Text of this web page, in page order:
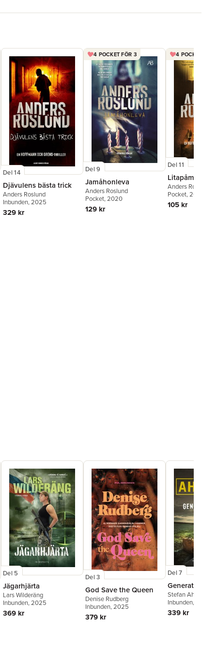
Del 14
Djävulens bästa trick
Anders Roslund
Inbunden, 2025
329 kr
4 POCKET FÖR 3
Del 9
Jamåhonleva
Anders Roslund
Pocket, 2020
129 kr
4 POCKET FÖR
Del 11
Litapåmig
Anders Roslund
Pocket, 2022
105 kr
Del 5
Jägarhjärta
Lars Wilderäng
Inbunden, 2025
369 kr
Del 3
God Save the Queen
Denise Rudberg
Inbunden, 2025
379 kr
Del 7
Generation
Stefan Ahnhem
Inbunden, 2025
339 kr